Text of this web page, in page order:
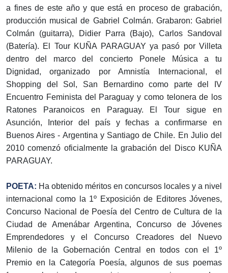
a fines de este año y que está en proceso de grabación,
producción musical de Gabriel Colmán. Grabaron: Gabriel
Colmán (guitarra), Didier Parra (Bajo), Carlos Sandoval
(Batería). El Tour KUÑA PARAGUAY ya pasó por Villeta
dentro del marco del concierto Ponele Música a tu
Dignidad, organizado por Amnistía Internacional, el
Shopping del Sol, San Bernardino como parte del IV
Encuentro Feminista del Paraguay y como telonera de los
Ratones Paranoicos en Paraguay. El Tour sigue en
Asunción, Interior del país y fechas a confirmarse en
Buenos Aires - Argentina y Santiago de Chile. En Julio del
2010 comenzó oficialmente la grabación del Disco KUÑA
PARAGUAY.
POETA: Ha obtenido méritos en concursos locales y a nivel
internacional como la 1º Exposición de Editores Jóvenes,
Concurso Nacional de Poesía del Centro de Cultura de la
Ciudad de Amenábar Argentina, Concurso de Jóvenes
Emprendedores y el Concurso Creadores del Nuevo
Milenio de la Gobernación Central en todos con el 1º
Premio en la Categoría Poesía, algunos de sus poemas